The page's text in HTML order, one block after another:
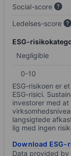
Social-score
Ledelses-score
ESG-
Negligible
0-10
ESG-risikoen er
ESG-risici.
investorer med
langsigtede
lig med ingen
Download
Data provided by